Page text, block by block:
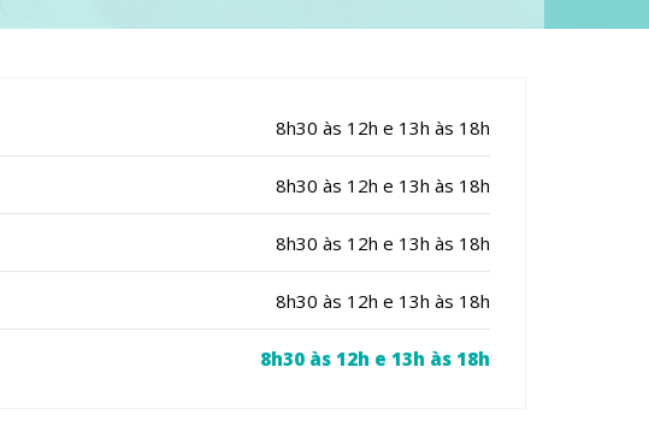
8h30 às 12h e 13h às 18h
8h30 às 12h e 13h às 18h
8h30 às 12h e 13h às 18h
8h30 às 12h e 13h às 18h
8h30 às 12h e 13h às 18h